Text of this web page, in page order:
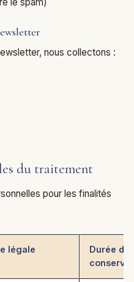
nous collectons :
du traitement
pour les finalités
légale
Durée de